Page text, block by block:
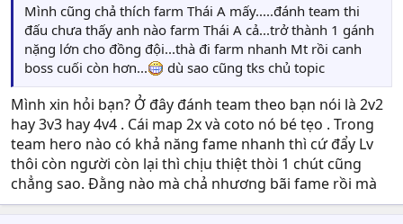
Mình cũng chả thích farm Thái A mấy.....đánh team thi
đấu chưa thấy anh nào farm Thái A cả...trở thành 1 gánh
nặng lớn cho đồng đội...thà đi farm nhanh Mt rồi canh
boss cuối còn hơn...
dù sao cũng tks chủ topic
Mình xin hỏi bạn? Ở đây đánh team theo bạn nói là 2v2
hay 3v3 hay 4v4 . Cái map 2x và coto nó bé tẹo . Trong
team hero nào có khả năng fame nhanh thì cứ đẩy Lv
thôi còn người còn lại thì chịu thiệt thòi 1 chút cũng
chẳng sao. Đằng nào mà chả nhương bãi fame rồi mà